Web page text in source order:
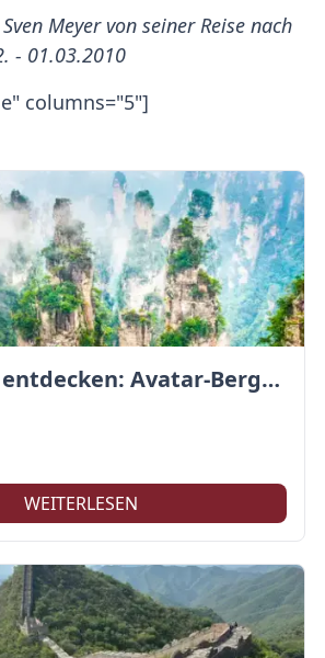
Meyer von seiner Reise nach
- 01.03.2010
columns="5"]
Zhangjiajie entdecken: Avatar-Berge & Altstadt von Fenghuang
WEITERLESEN